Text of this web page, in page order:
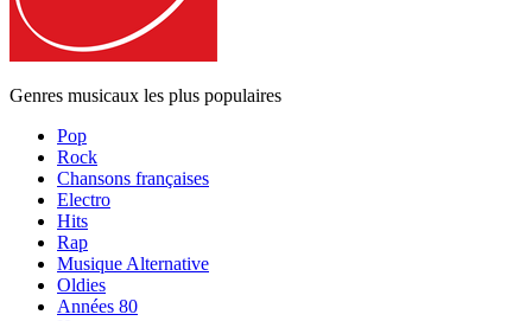
Genres musicaux les plus populaires
Pop
Rock
Chansons françaises
Electro
Hits
Rap
Musique Alternative
Oldies
Années 80